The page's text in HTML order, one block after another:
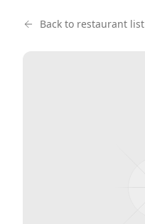
Back to restaurant list